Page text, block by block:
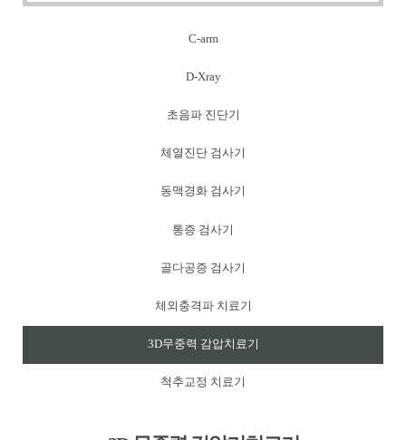
C-arm
D-Xray
초음파 진단기
체열진단 검사기
동맥경화 검사기
통증 검사기
골다공증 검사기
체외충격파 치료기
3D무중력 감압치료기
척추교정 치료기